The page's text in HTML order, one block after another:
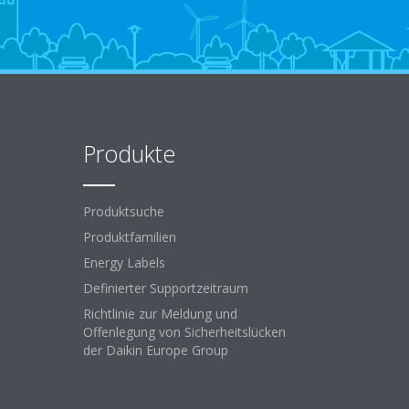
Produkte
Produktsuche
Produktfamilien
Energy Labels
Definierter Supportzeitraum
Richtlinie zur Meldung und
Offenlegung von Sicherheitslücken
der Daikin Europe Group